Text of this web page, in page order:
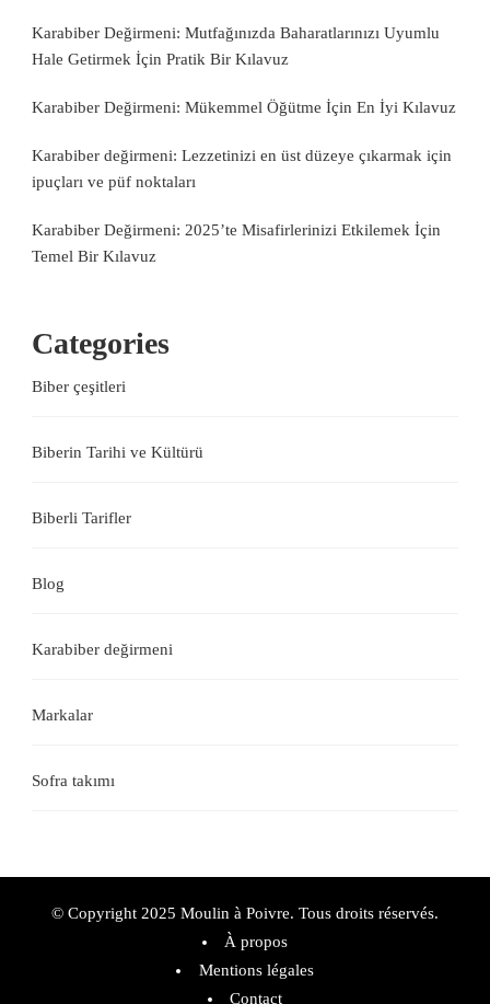
Karabiber Değirmeni: Mutfağınızda Baharatlarınızı Uyumlu
Hale Getirmek İçin Pratik Bir Kılavuz
Karabiber Değirmeni: Mükemmel Öğütme İçin En İyi Kılavuz
Karabiber değirmeni: Lezzetinizi en üst düzeye çıkarmak için
ipuçları ve püf noktaları
Karabiber Değirmeni: 2025’te Misafirlerinizi Etkilemek İçin
Temel Bir Kılavuz
Categories
Biber çeşitleri
Biberin Tarihi ve Kültürü
Biberli Tarifler
Blog
Karabiber değirmeni
Markalar
Sofra takımı
© Copyright 2025 Moulin à Poivre. Tous droits réservés.
À propos
Mentions légales
Contact